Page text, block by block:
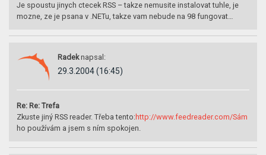
Je spoustu jinych ctecek RSS – takze nemusite instalovat tuhle, je
mozne, ze je psana v .NETu, takze vam nebude na 98 fungovat…
Radek napsal:
29.3.2004 (16:45)
Re: Re: Trefa
Zkuste jiný RSS reader. Třeba tento: http://www.feedreader.com/Sám
ho používám a jsem s ním spokojen.